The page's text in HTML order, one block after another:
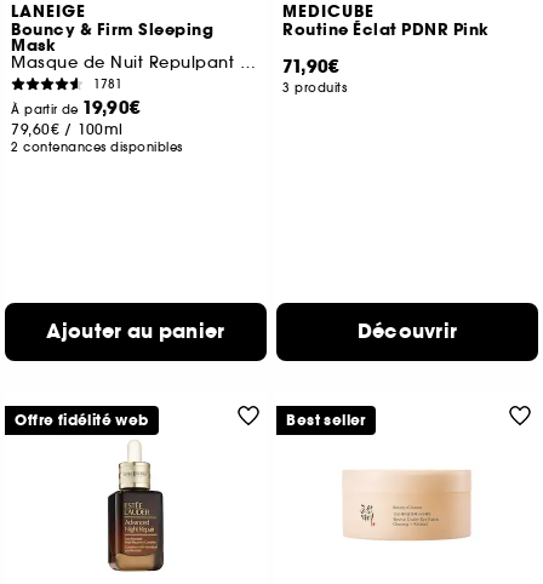
LANEIGE
Bouncy & Firm Sleeping
Mask
Masque de Nuit Repulpant & Raffermissant
1781
À partir de 19,90€
79,60€ / 100ml
2 contenances disponibles
Ajouter au panier
MEDICUBE
Routine Éclat PDNR Pink
71,90€
3 produits
Découvrir
Offre fidélité web Best seller